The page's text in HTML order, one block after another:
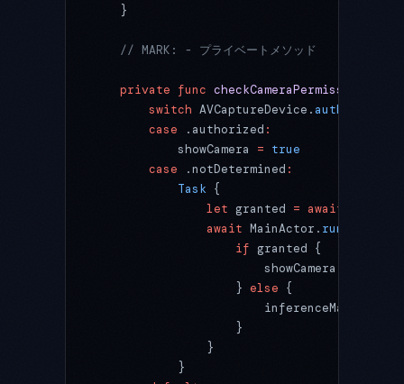
    }
    // MARK: - プライベートメソッド
    private
func
        switch
AVCaptureDevice.
        case
.authorized :
            showCamera
= true
        case
.notDetermined :
            Task
{
                let
granted = await
                await
MainActor. run
                    if
granted {
                        showCamera
                    }
else {
                        inferenceManager.
                    }
                }
            }